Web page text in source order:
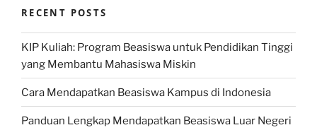
RECENT POSTS
KIP Kuliah: Program Beasiswa untuk Pendidikan Tinggi
yang Membantu Mahasiswa Miskin
Cara Mendapatkan Beasiswa Kampus di Indonesia
Panduan Lengkap Mendapatkan Beasiswa Luar Negeri